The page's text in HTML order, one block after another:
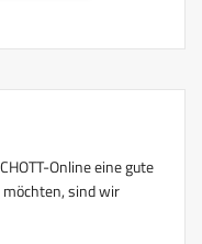
Online eine gute
möchten, sind wir